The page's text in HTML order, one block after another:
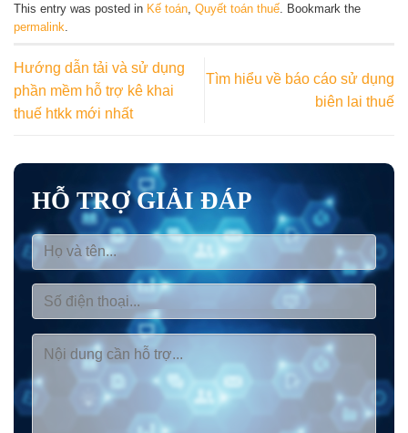
This entry was posted in Kế toán Quyết toán thuế . Bookmark the
permalink
Hướng dẫn tải và sử dụng
phần mềm hỗ trợ kê khai
thuế htkk mới nhất
Tìm hiểu về báo cáo sử dụng
biên lai thuế
HỖ TRỢ GIẢI ĐÁP